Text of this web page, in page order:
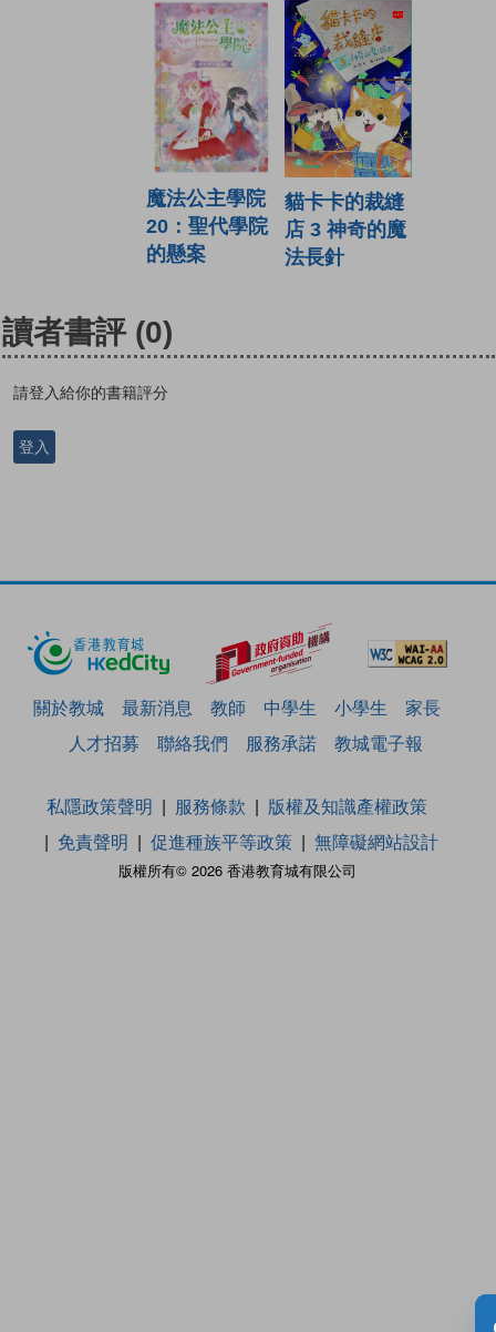
魔法公主學院
20：聖代學院
的懸案
貓卡卡的裁縫
店 3 神奇的魔
法長針
讀者書評 (0)
請登入給你的書籍評分
登入
關於教城 最新消息 教師 中學生 小學生
家長
人才招募
聯絡我們 服務承諾 教城電子報
版權所有© 2026 香港教育城有限公司
私隱政策聲明 服務條款
版權及知識產權政策
免責聲明
促進種族平等政策 無障礙網站設計